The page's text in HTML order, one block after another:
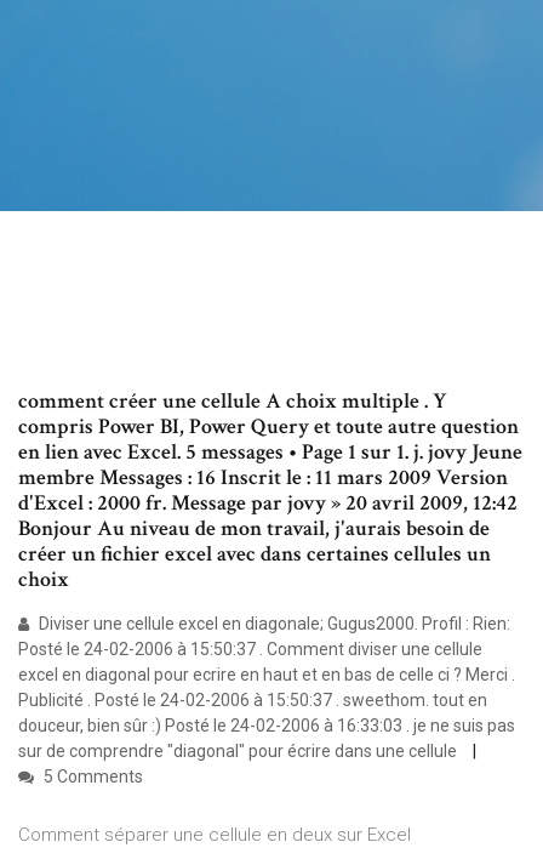
comment créer une cellule A choix multiple . Y
compris Power BI, Power Query et toute autre question
en lien avec Excel. 5 messages • Page 1 sur 1. j. jovy Jeune
membre Messages : 16 Inscrit le : 11 mars 2009 Version
d'Excel : 2000 fr. Message par jovy » 20 avril 2009, 12:42
Bonjour Au niveau de mon travail, j'aurais besoin de
créer un fichier excel avec dans certaines cellules un
choix
Diviser une cellule excel en diagonale; Gugus2000. Profil : Rien:
Posté le 24-02-2006 à 15:50:37 . Comment diviser une cellule
excel en diagonal pour ecrire en haut et en bas de celle ci ? Merci .
Publicité . Posté le 24-02-2006 à 15:50:37 . sweethom. tout en
douceur, bien sûr :) Posté le 24-02-2006 à 16:33:03 . je ne suis pas
sur de comprendre "diagonal" pour écrire dans une cellule
5 Comments
Comment séparer une cellule en deux sur Excel